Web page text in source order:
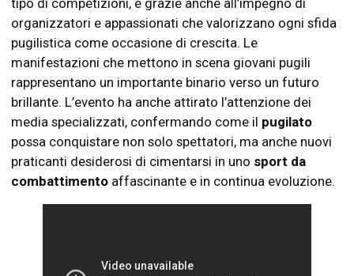
organizzatori e appassionati che valorizzano ogni sfida
pugilistica come occasione di crescita. Le
manifestazioni che mettono in scena giovani pugili
rappresentano un importante binario verso un futuro
brillante. L’evento ha anche attirato l’attenzione dei
media specializzati, confermando come il pugilato
possa conquistare non solo spettatori, ma anche nuovi
praticanti desiderosi di cimentarsi in uno sport da
combattimento affascinante e in continua evoluzione.